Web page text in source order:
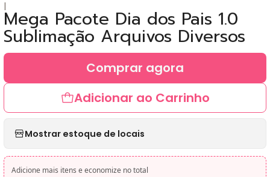
|Mega Pacote Dia dos Pais 1.0
Sublimação Arquivos Diversos
Adicionar ao Carrinho
Comprar agora
Mostrar estoque de locais
Adicione mais itens e economize no total